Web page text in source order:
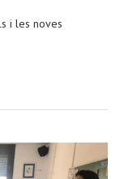
i les noves